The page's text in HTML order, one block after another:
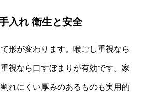
入れ 衛生と安全
形が変わります。喉ごし重視なら
視なら口すぼまりが有効です。家
れにくい厚みのあるものも実用的